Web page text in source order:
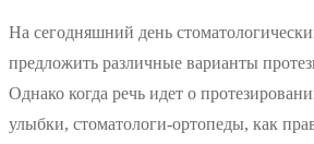
На сегодняшний день
предложить различные варианты
Однако когда речь идет о
улыбки, стоматологи-ортопеды, как